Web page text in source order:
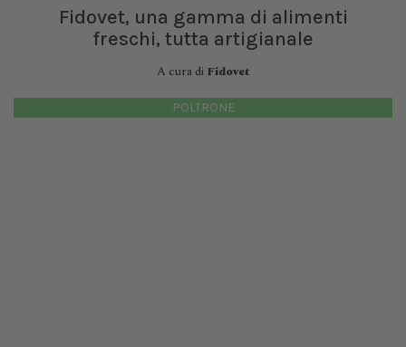
Fidovet, una gamma di alimenti
freschi, tutta artigianale
A cura di Fidovet
POLTRONE